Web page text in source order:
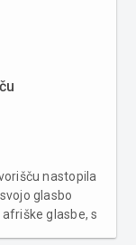
nastopila
glasbo
glasbe, s